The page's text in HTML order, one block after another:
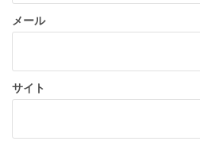
メール
サイト